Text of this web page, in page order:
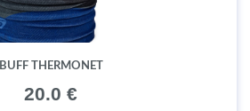
BUFF THERMONET
20.0 €